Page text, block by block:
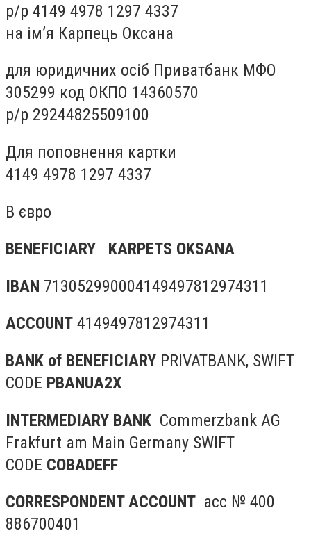
р/р 4149 4978 1297 4337
на ім’я Карпець Оксана
для юридичних осіб Приватбанк МФО
305299 код ОКПО 14360570
р/р 29244825509100
Для поповнення картки
4149 4978 1297 4337
В євро
BENEFICIARY KARPETS OKSANA
IBAN 713052990004149497812974311
ACCOUNT 4149497812974311
BANK of BENEFICIARY PRIVATBANK, SWIFT
CODE PBANUA2X
INTERMEDIARY BANK Commerzbank AG
Frakfurt am Main Germany SWIFT
CODE COBADEFF
CORRESPONDENT ACCOUNT acc № 400
886700401